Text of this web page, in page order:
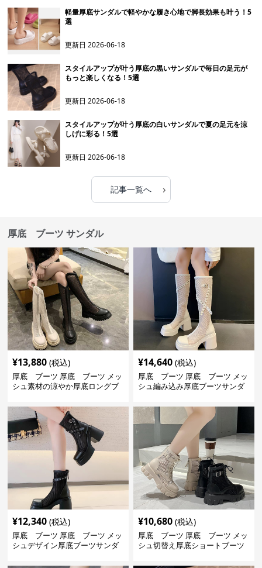
軽量厚底サンダルで軽やかな履き心地で脚長効果も叶う！5
選
更新日2026-06-18
スタイルアップが叶う厚底の黒いサンダルで毎日の足元が
もっと楽しくなる！5選
更新日2026-06-18
スタイルアップが叶う厚底の白いサンダルで夏の足元を涼
しげに彩る！5選
更新日2026-06-18
記事一覧へ ›
厚底 ブーツ サンダル
¥13,880 (税込)
厚底 ブーツ 厚底 ブーツ メッ
シュ素材の涼やか厚底ロングブ
¥14,640 (税込)
厚底 ブーツ 厚底 ブーツ メッ
シュ編み込み厚底ブーツサンダ
¥12,340 (税込)
厚底 ブーツ 厚底 ブーツ メッ
シュデザイン厚底ブーツサンダ
¥10,680 (税込)
厚底 ブーツ 厚底 ブーツ メッ
シュ切替え厚底ショートブーツ